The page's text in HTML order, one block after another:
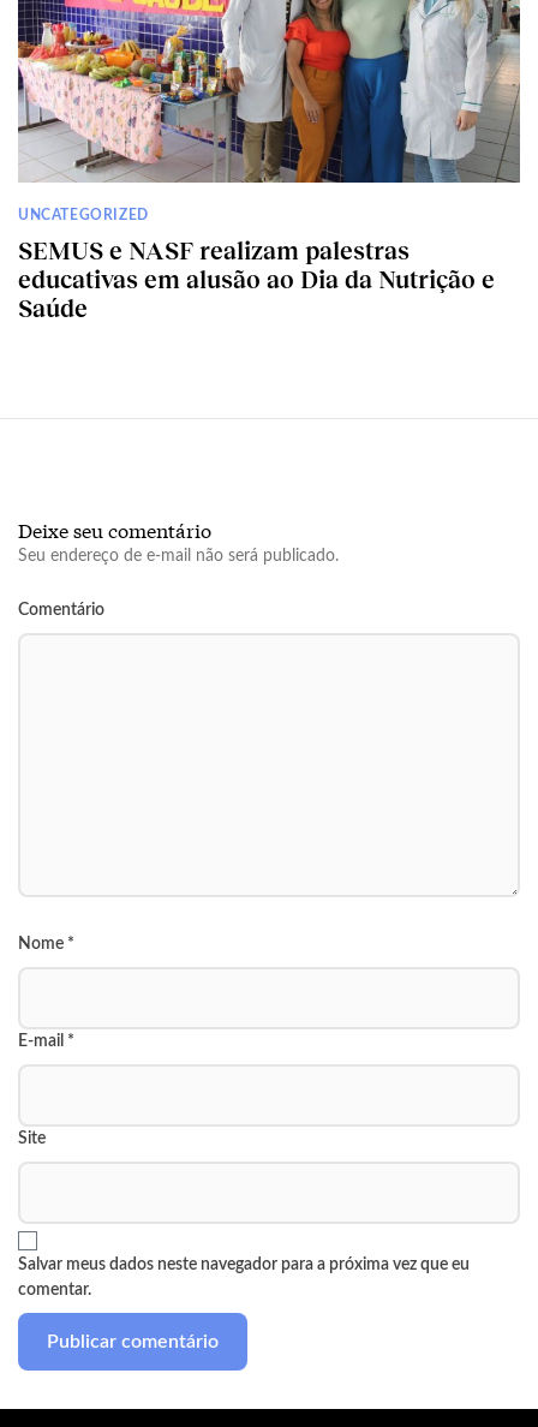
UNCATEGORIZED
SEMUS e NASF realizam palestras
educativas em alusão ao Dia da Nutrição e
Saúde
Deixe seu comentário
Seu endereço de e-mail não será publicado.
Comentário
Nome *
E-mail *
Site
Salvar meus dados neste navegador para a próxima vez que eu
comentar.